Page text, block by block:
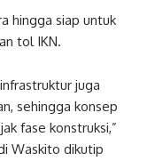
hingga siap untuk
tol IKN.
juga
sehingga konsep
fase konstruksi,”
Waskito dikutip